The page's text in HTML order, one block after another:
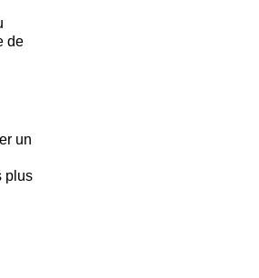
de
un
plus